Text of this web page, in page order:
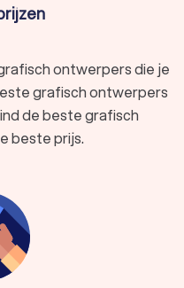
ontwerpers die je
grafisch ontwerpers
de beste grafisch
beste prijs.